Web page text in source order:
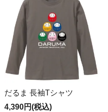
だるま 長袖Tシャツ
4,390円(税込)